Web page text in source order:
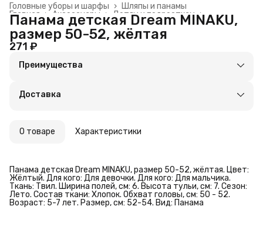
Шляпы и панамы
Головные уборы и шарфы ›
Детям и подросткам ›
Аксессуары ›
Главная ›
Панама детская Dream MINAKU,
размер 50-52, жёлтая
271 ₽
Преимущества
Удобный возврат
Доставка
О товаре Характеристики
Панама детская Dream MINAKU, размер 50-52, жёлтая. Цвет:
Жёлтый. Для кого: Для девочки. Для кого: Для мальчика.
Ткань: Твил. Ширина полей, см: 6. Высота тульи, см: 7. Сезон:
Лето. Состав ткани: Хлопок. Обхват головы, см: 50 - 52.
Возраст: 5-7 лет. Размер, см: 52-54. Вид: Панама